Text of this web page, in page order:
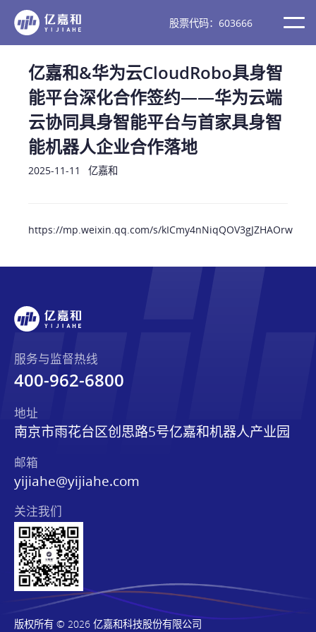
股票代码：603666
亿嘉和&华为云CloudRobo具身智
能平台深化合作签约——华为云端
云协同具身智能平台与首家具身智
能机器人企业合作落地
2025-11-11 亿嘉和
https://mp.weixin.qq.com/s/kICmy4nNiqQOV3gJZHAOrw
服务与监督热线
400-962-6800
地址
南京市雨花台区创思路5号亿嘉和机器人产业园
邮箱
yijiahe@yijiahe.com
关注我们
版权所有 © 2026 亿嘉和科技股份有限公司